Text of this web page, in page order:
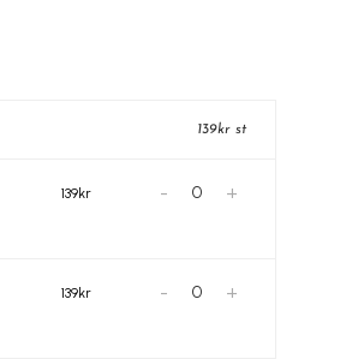
139kr st
139kr - +
139kr - +